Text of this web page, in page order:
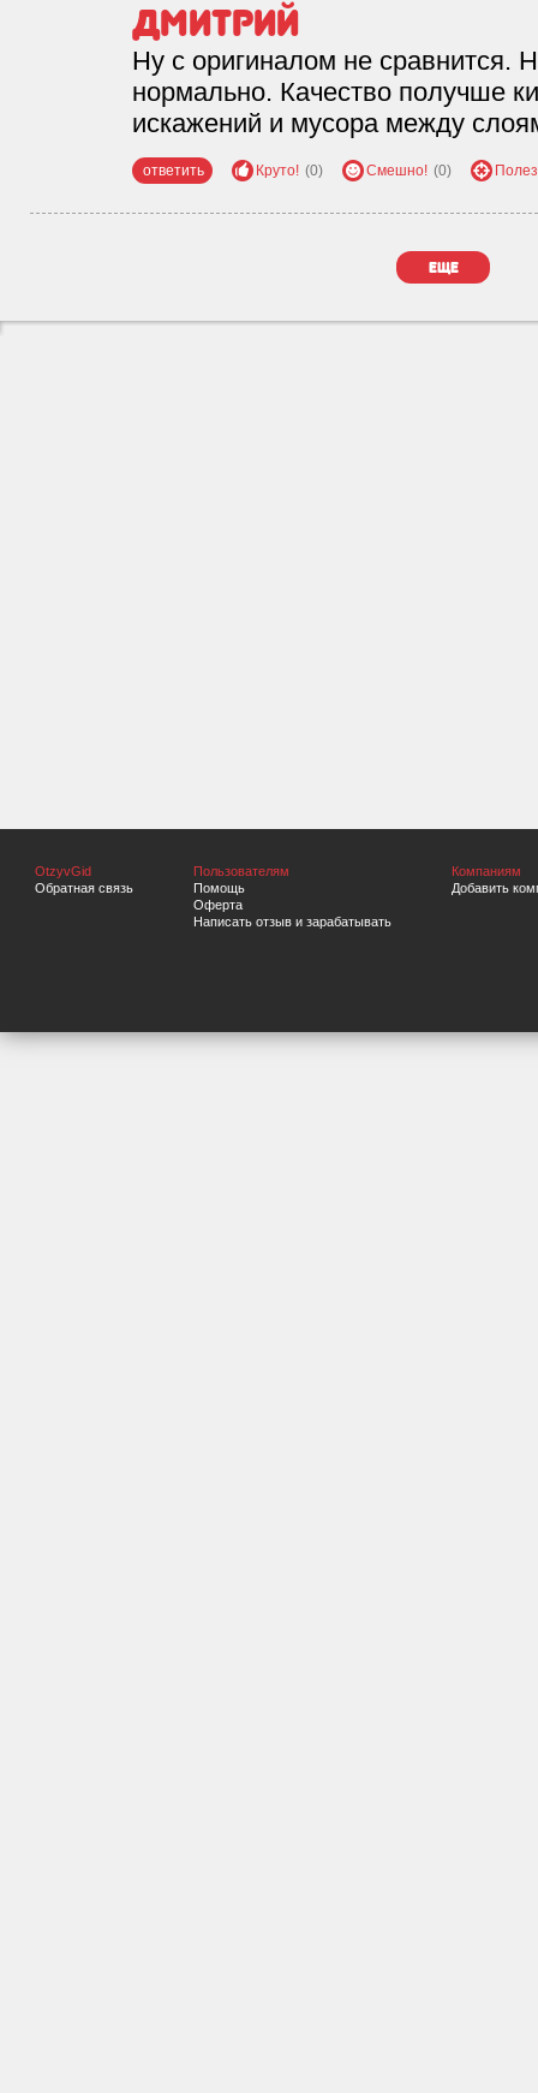
Дмитрий
Ну с оригиналом не сравнится.
нормально. Качество получше
искажений и мусора между
ответить Круто! (0) Смешно! (0)
еще
OtzyvGid
Обратная связь
Пользователям
Помощь
Оферта
Написать отзыв и зарабатывать
Компаниям
Добавить